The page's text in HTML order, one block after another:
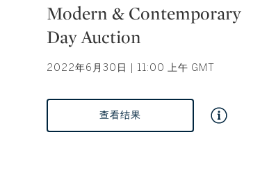
Type: auction
Modern & Contemporary
Day Auction
2022年6月30日 | 11:00 上午 GMT
查看结果